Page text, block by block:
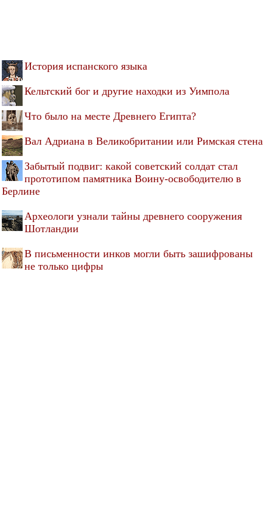
История испанского языка
Кельтский бог и другие находки из Уимпола
Что было на месте Древнего Египта?
Вал Адриана в Великобритании или Римская стена
Забытый подвиг: какой советский солдат стал
прототипом памятника Воину-освободителю в
Берлине
Археологи узнали тайны древнего сооружения
Шотландии
В письменности инков могли быть зашифрованы
не только цифры